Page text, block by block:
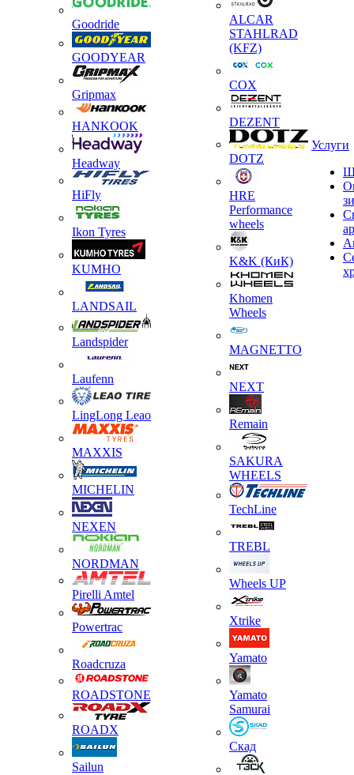
Goodride
GOODYEAR
Gripmax
HANKOOK
Headway
HiFly
Ikon Tyres
KUMHO
LANDSAIL
Landspider
Laufenn
LingLong Leao
MAXXIS
MICHELIN
NEXEN
NORDMAN
Pirelli Amtel
Powertrac
Roadcruza
ROADSTONE
ROADX
Sailun
ALCAR
STAHLRAD
(KFZ)
COX
DEZENT
DOTZ
HRE
Performance
wheels
K&K (КиК)
Khomen
Wheels
MAGNETTO
NEXT
Remain
SAKURA
WHEELS
TechLine
TREBL
Wheels UP
Xtrike
Yamato
Yamato
Samurai
Скад
Услуги